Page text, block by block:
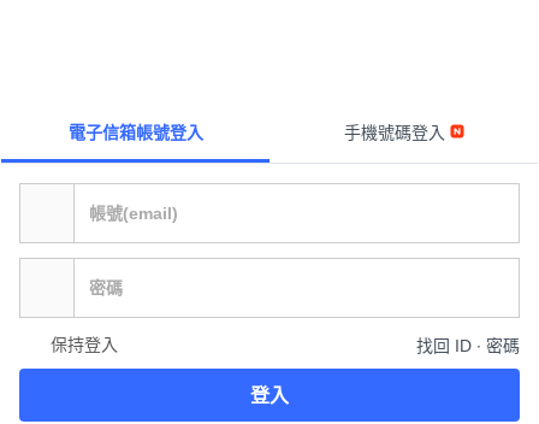
電子信箱帳號登入 手機號碼登入
保持登入 找回 ID ∙ 密碼
登入